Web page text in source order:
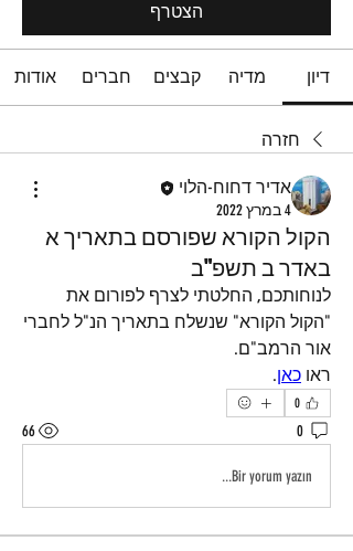
הצטרף
דיון מדיה קבצים חברים אודות
חזרה
אדיר דחוח-הלוי
4 במרץ 2022
הקול הקורא שפורסם בתאריך א
באדר ב תשפ"ב
אור הרמב"ם.
ראו כאן.
0
0
66
Bir yorum yazın...